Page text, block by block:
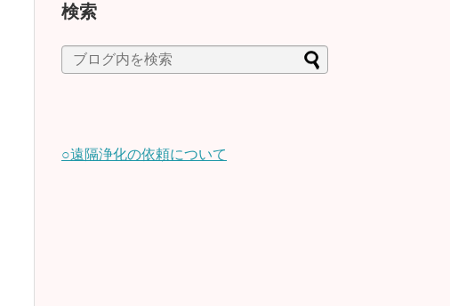
検索
○遠隔浄化の依頼について